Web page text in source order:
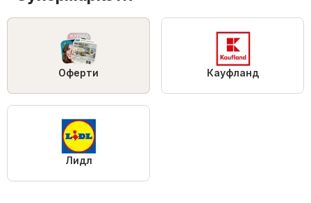
Оферти Кауфланд
Лидл